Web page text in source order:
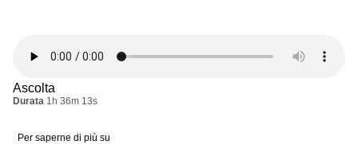
Ascolta
Durata 1h 36m 13s
Per saperne di più su